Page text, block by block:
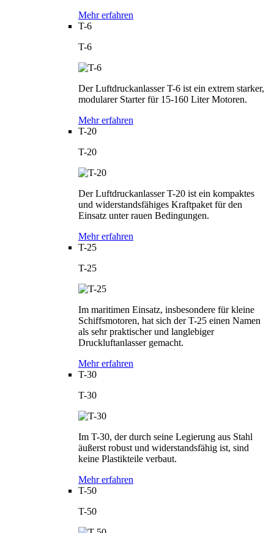
Mehr erfahren
T-6
T-6
Der Luftdruckanlasser T-6 ist ein extrem starker,
modularer Starter für 15-160 Liter Motoren.
Mehr erfahren
T-20
T-20
Der Luftdruckanlasser T-20 ist ein kompaktes
und widerstandsfähiges Kraftpaket für den
Einsatz unter rauen Bedingungen.
Mehr erfahren
T-25
T-25
Im maritimen Einsatz, insbesondere für kleine
Schiffsmotoren, hat sich der T-25 einen Namen
als sehr praktischer und langlebiger
Druckluftanlasser gemacht.
Mehr erfahren
T-30
T-30
Im T-30, der durch seine Legierung aus Stahl
äußerst robust und widerstandsfähig ist, sind
keine Plastikteile verbaut.
Mehr erfahren
T-50
T-50